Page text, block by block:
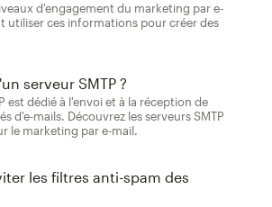
d'engagement du marketing par e-
utiliser ces informations pour créer des
serveur SMTP ?
est dédié à l'envoi et à la réception de
d'e-mails. Découvrez les serveurs SMTP
le marketing par e-mail.
les filtres anti-spam des